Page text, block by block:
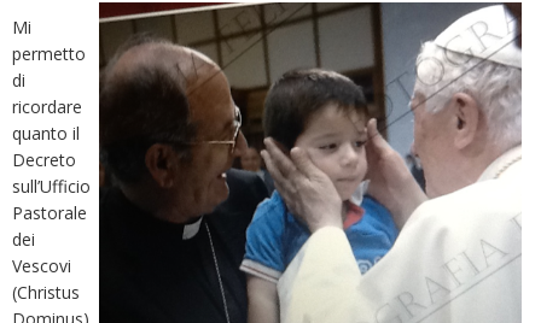
Mi
permetto
di
ricordare
quanto il
Decreto
sull’Ufficio
Pastorale
dei
Vescovi
(Christus
Dominus)